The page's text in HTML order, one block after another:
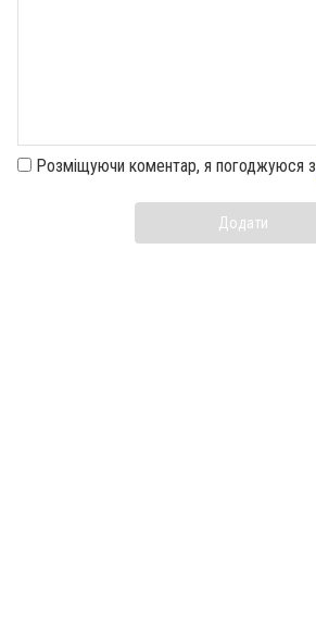
Розміщуючи коментар, я погоджуюся з
Додати